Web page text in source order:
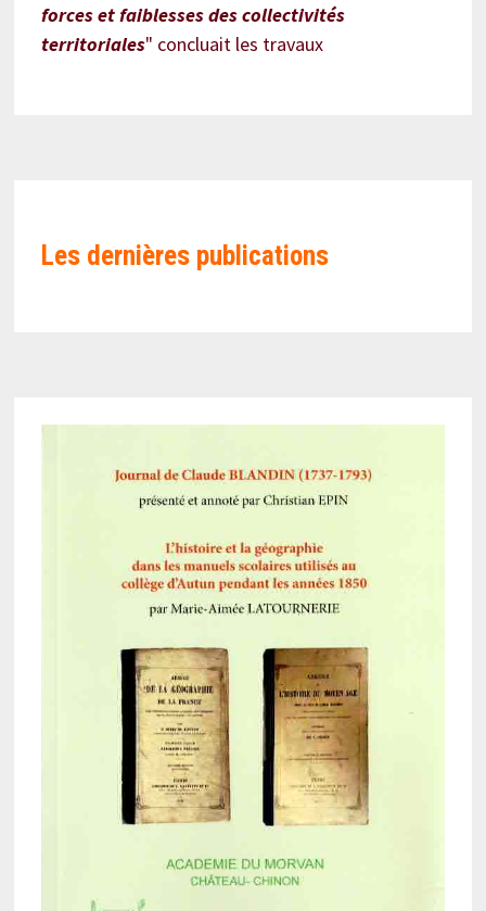
forces et faiblesses des collectivités
territoriales" concluait les travaux
Les dernières publications